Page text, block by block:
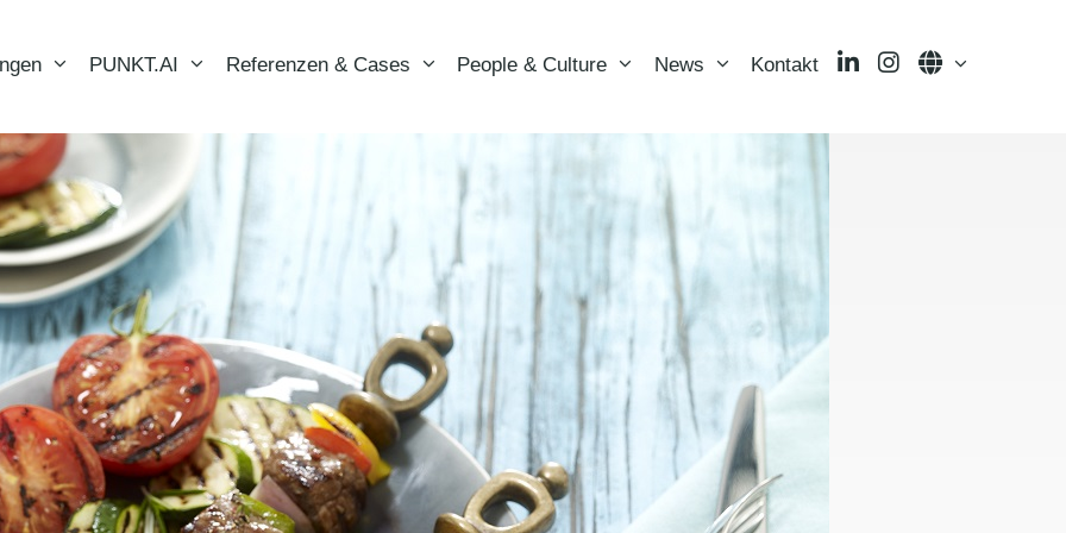
PUNKT.AI Referenzen & Cases People & Culture News Kontakt LinkedInInstagramLanguage